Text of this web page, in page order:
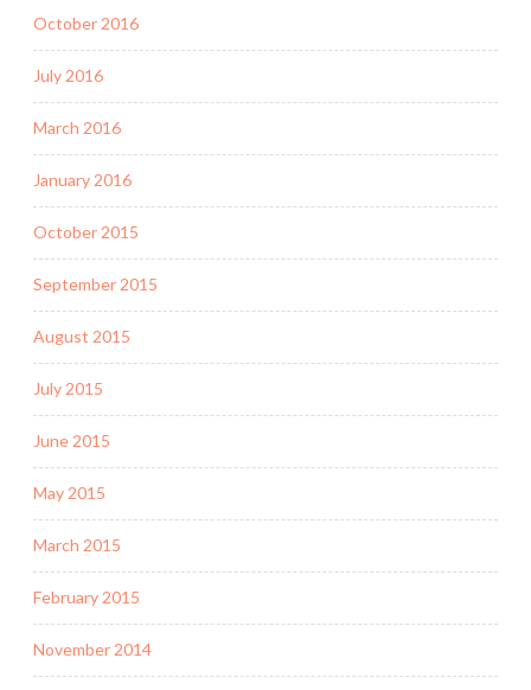
October 2016
July 2016
March 2016
January 2016
October 2015
September 2015
August 2015
July 2015
June 2015
May 2015
March 2015
February 2015
November 2014